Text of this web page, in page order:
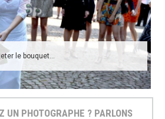
le bouquet…
UN PHOTOGRAPHE ? PARLONS